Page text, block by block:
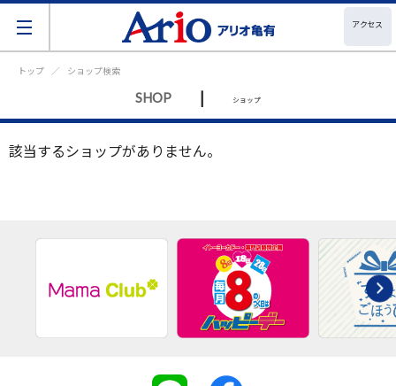
アクセス
トップ ショップ検索
SHOP | ショップ
該当するショップがありません。